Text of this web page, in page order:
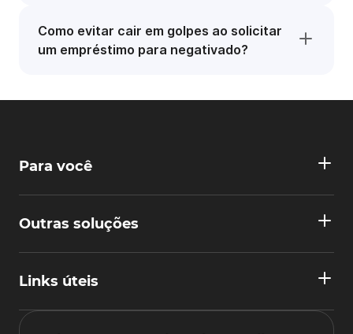
Como evitar cair em golpes ao solicitar
um empréstimo para negativado?
Para você
Outras soluções
Links úteis